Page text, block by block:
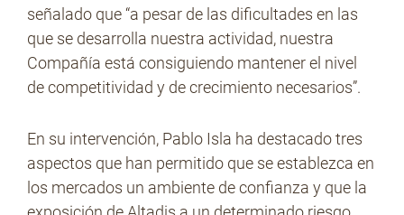
señalado que “a pesar de las dificultades en las
que se desarrolla nuestra actividad, nuestra
Compañía está consiguiendo mantener el nivel
de competitividad y de crecimiento necesarios”.
En su intervención, Pablo Isla ha destacado tres
aspectos que han permitido que se establezca en
los mercados un ambiente de confianza y que la